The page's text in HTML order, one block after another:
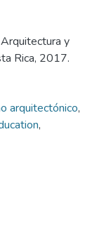
y
Rica, 2017.
arquitectónico,
,